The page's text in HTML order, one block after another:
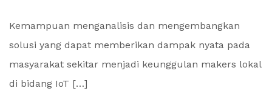
Kemampuan menganalisis dan mengembangkan
solusi yang dapat memberikan dampak nyata pada
masyarakat sekitar menjadi keunggulan makers lokal
di bidang IoT […]